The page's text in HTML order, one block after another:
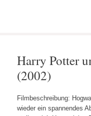
Harry Potter
(2002)
Filmbeschreibung:
wieder ein spannendes